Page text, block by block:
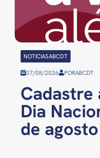
NOTICIASABCDT
07/08/2026 PORABCDT
Cadastre
Dia
de